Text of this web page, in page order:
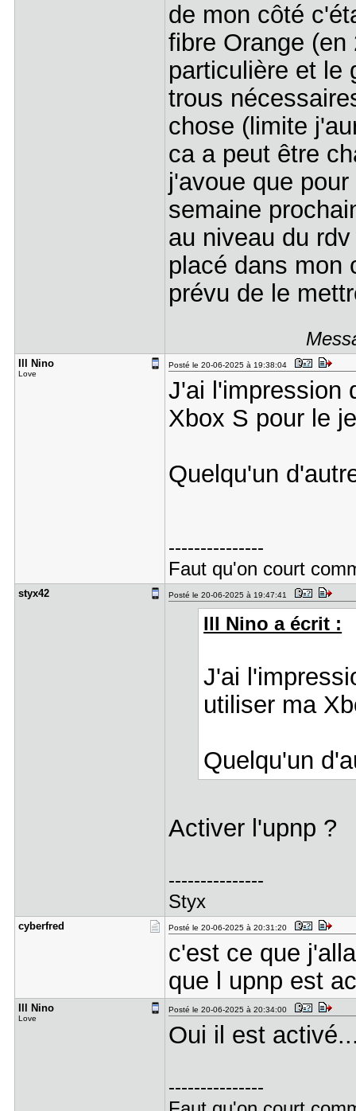
de mon côté
fibre Orange
particulière et le
trous
chose (limite
ca a peut être
j'avoue que
semaine
au niveau du
placé dans mon
prévu de le
Ill Nino
Love
Posté le 20-06-2025 à 19:38:04
J'ai l'impression
Xbox S pour le
Quelqu'un
---------------
Faut qu'on court
styx42 Posté le 20-06-2025 à 19:47:41
Ill Nino a écrit :
J'ai
utiliser ma
Quelqu'un
Activer l'upnp ?
---------------
Styx
cyberfred Posté le 20-06-2025 à 20:31:20
c'est ce que
que l upnp est
Ill Nino
Love
Posté le 20-06-2025 à 20:34:00
Oui il est
---------------